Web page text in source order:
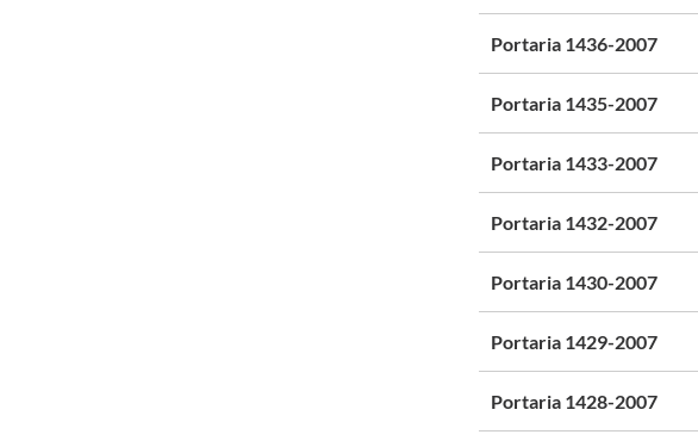
Portaria 1436-2007
Portaria 1435-2007
Portaria 1433-2007
Portaria 1432-2007
Portaria 1430-2007
Portaria 1429-2007
Portaria 1428-2007